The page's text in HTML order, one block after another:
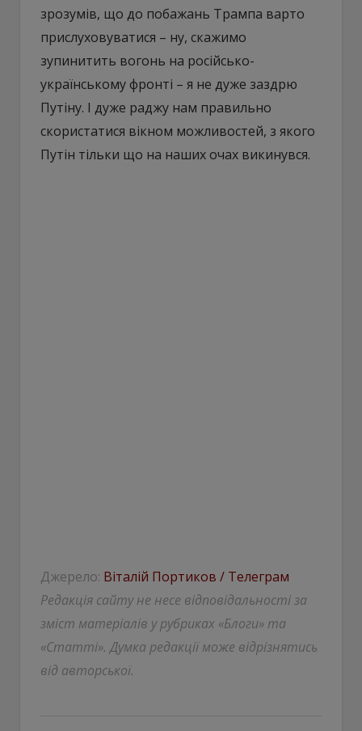
зрозумів, що до побажань Трампа варто
прислуховуватися – ну, скажимо
зупинитить вогонь на російсько-
українському фронті – я не дуже заздрю
Путіну. І дуже раджу нам правильно
скористатися вікном можливостей, з якого
Путін тільки що на наших очах викинувся.
Джерело: Віталій Портиков / Телеграм
Редакція сайту не несе відповідальності за
зміст матеріалів у рубриках «Блоги» та
«Статті». Думка редакції може відрізнятись
від авторської.